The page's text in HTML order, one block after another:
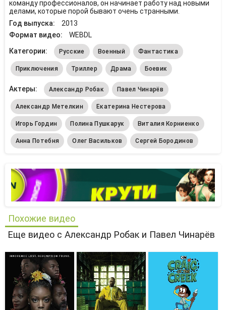
команду профессионалов, он начинает работу над новыми
делами, которые порой бывают очень странными.
Год выпуска:
2013
Формат видео:
WEBDL
Категории:
Русские Военный Фантастика
Приключения Триллер Драма Боевик
Актеры: Александр Робак Павел Чинарёв
Александр Метелкин Екатерина Нестерова
Игорь Гордин Полина Пушкарук Виталия Корниенко
Анна Потебня Олег Васильков Сергей Бородинов
Похожие видео
Еще видео с Александр Робак и Павел Чинарёв